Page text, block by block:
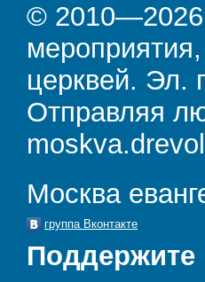
©
церквей. Эл.
Отправляя
Москва
группа Вконтакте
Поддержите